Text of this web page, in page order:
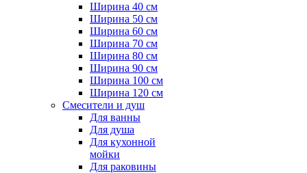
Ширина 40 см
Ширина 50 см
Ширина 60 см
Ширина 70 см
Ширина 80 см
Ширина 90 см
Ширина 100 см
Ширина 120 см
Смесители и душ
Для ванны
Для душа
Для кухонной
мойки
Для раковины